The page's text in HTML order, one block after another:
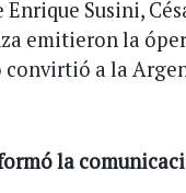
Enrique Susini,
emitieron la
a la
la